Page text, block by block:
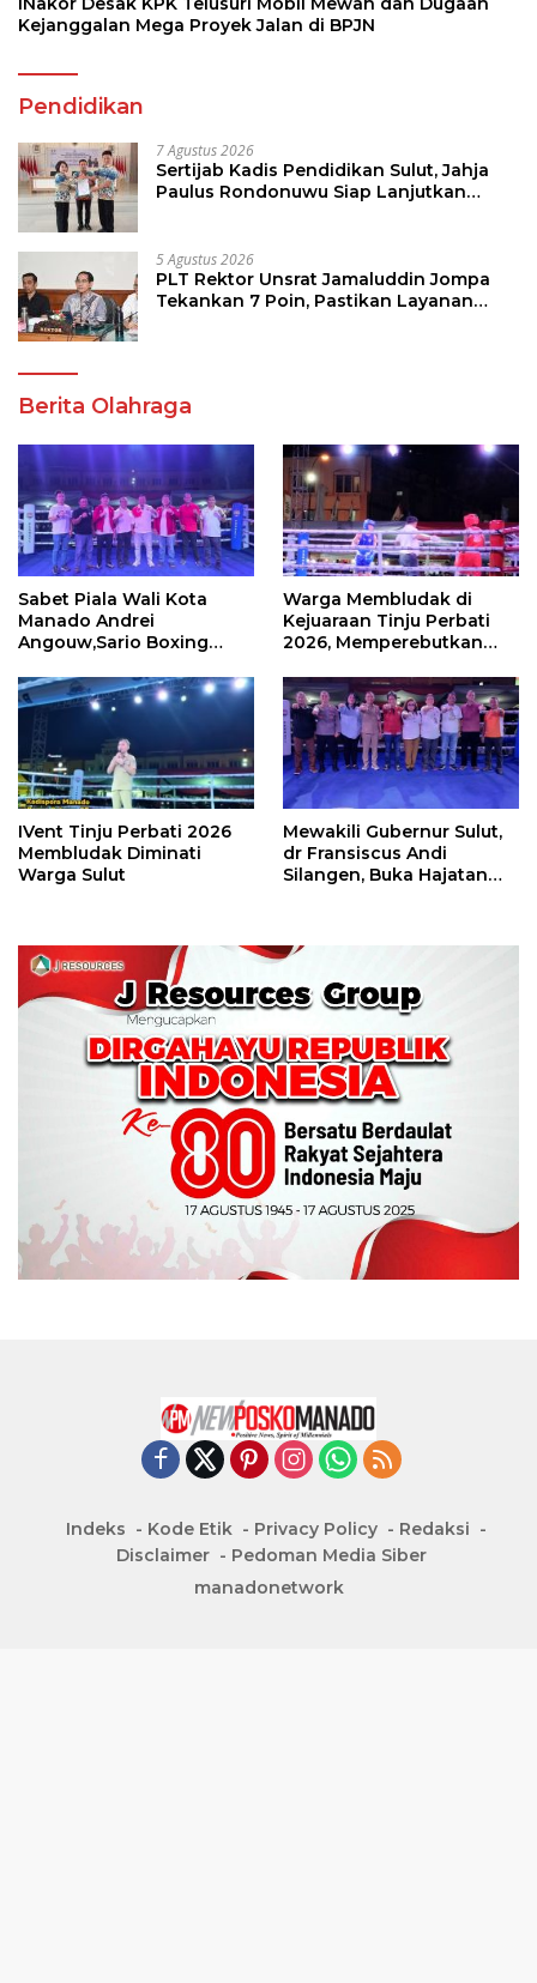
Kejanggalan Mega Proyek Jalan di BPJN
Pendidikan
7 Agustus 2026
Sertijab Kadis Pendidikan Sulut, Jahja
Paulus Rondonuwu Siap Lanjutkan
5 Agustus 2026
PLT Rektor Unsrat Jamaluddin Jompa
Tekankan 7 Poin, Pastikan Layanan
Berita Olahraga
Sabet Piala Wali Kota
Manado Andrei
Angouw,Sario Boxing
Perbati 2026
Warga Membludak di
Kejuaraan Tinju Perbati
2026, Memperebutkan
IVent Tinju Perbati 2026
Membludak Diminati
Warga Sulut
Mewakili Gubernur Sulut,
dr Fransiscus Andi
Silangen, Buka Hajatan
Indeks Kode Etik Privacy Policy
Redaksi
Disclaimer
Pedoman Media Siber
manadonetwork